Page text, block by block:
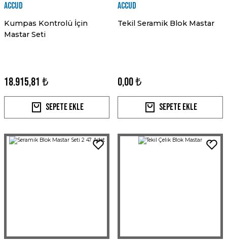
Accud
Kumpas Kontrolü İçin
Mastar Seti
18.915,81 ₺
Sepete Ekle
Accud
Tekil Seramik Blok Mastar
0,00 ₺
Sepete Ekle